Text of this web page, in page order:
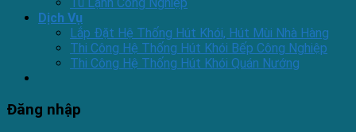
Dịch Vụ
Lắp Đặt Hệ Thống Hút Khói, Hút Mùi Nhà Hàng
Thi Công Hệ Thống Hút Khói Bếp Công Nghiệp
Thi Công Hệ Thống Hút Khói Quán Nướng
Đăng nhập